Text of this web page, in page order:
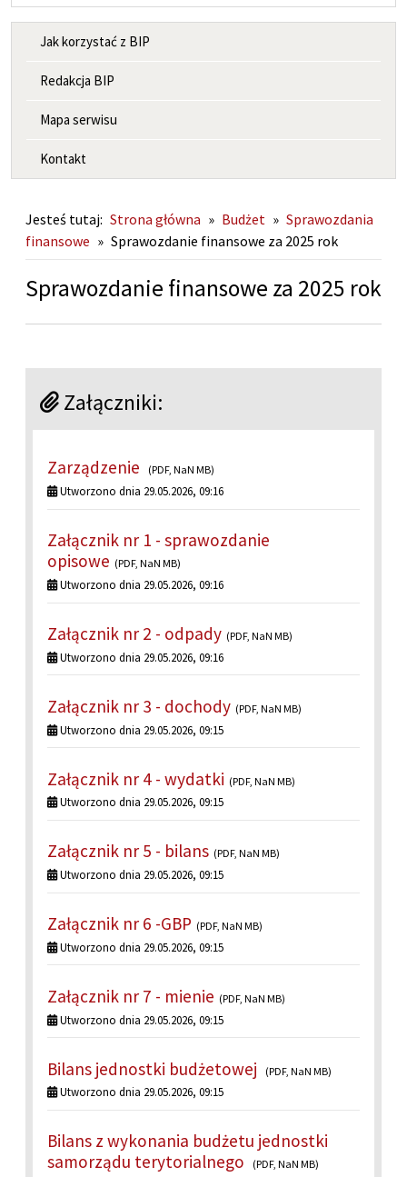
MENU INFORMACYJNE
Jak korzystać z BIP
Redakcja BIP
Mapa serwisu
Kontakt
Jesteś tutaj: Strona główna » Budżet » Sprawozdania
finansowe » Sprawozdanie finansowe za 2025 rok
Sprawozdanie finansowe za 2025 rok
Załączniki:
Zarządzenie (PDF, NaN MB)
Utworzono dnia 29.05.2026, 09:16
Załącznik nr 1 - sprawozdanie
opisowe (PDF, NaN MB)
Utworzono dnia 29.05.2026, 09:16
Załącznik nr 2 - odpady (PDF, NaN MB)
Utworzono dnia 29.05.2026, 09:16
Załącznik nr 3 - dochody (PDF, NaN MB)
Utworzono dnia 29.05.2026, 09:15
Załącznik nr 4 - wydatki (PDF, NaN MB)
Utworzono dnia 29.05.2026, 09:15
Załącznik nr 5 - bilans (PDF, NaN MB)
Utworzono dnia 29.05.2026, 09:15
Załącznik nr 6 -GBP (PDF, NaN MB)
Utworzono dnia 29.05.2026, 09:15
Załącznik nr 7 - mienie (PDF, NaN MB)
Utworzono dnia 29.05.2026, 09:15
Bilans jednostki budżetowej (PDF, NaN MB)
Utworzono dnia 29.05.2026, 09:15
Bilans z wykonania budżetu jednostki
samorządu terytorialnego
(PDF, NaN MB)